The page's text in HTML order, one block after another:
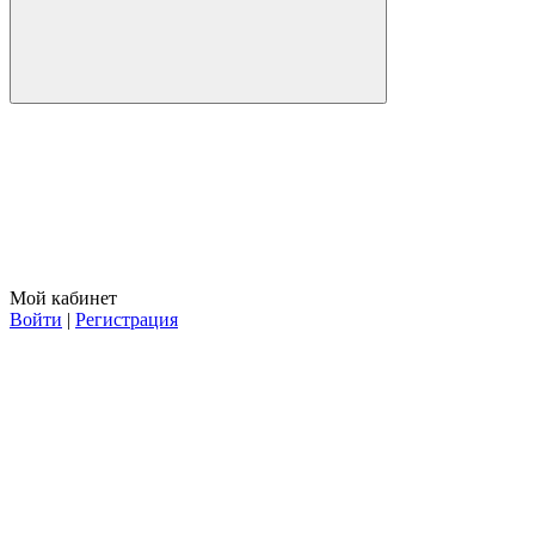
Мой кабинет
Войти | Регистрация